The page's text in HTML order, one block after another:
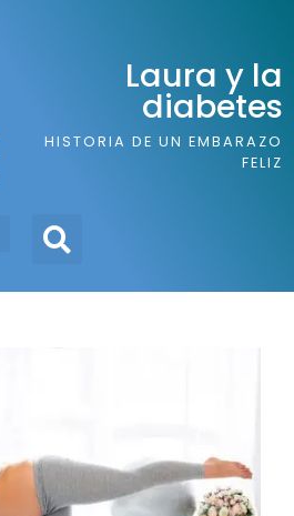
Laura y la
diabetes
HISTORIA DE UN EMBARAZO
FELIZ